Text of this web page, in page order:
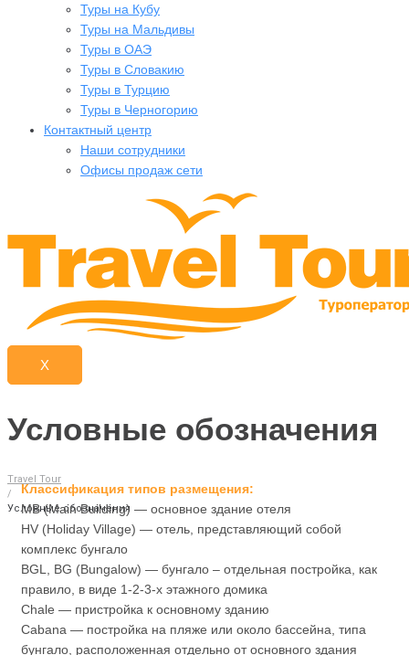
Туры на Кубу
Туры на Мальдивы
Туры в ОАЭ
Туры в Словакию
Туры в Турцию
Туры в Черногорию
Контактный центр
Наши сотрудники
Офисы продаж сети
X
Условные обозначения
Travel Tour
/
Условные обозначения
Классификация типов размещения:
MB (Main Building) — основное здание отеля
HV (Holiday Village) — отель, представляющий собой
комплекс бунгало
BGL, BG (Bungalow) — бунгало – отдельная постройка, как
правило, в виде 1-2-3-х этажного домика
Chale — пристройка к основному зданию
Cabana — постройка на пляже или около бассейна, типа
бунгало, расположенная отдельно от основного здания